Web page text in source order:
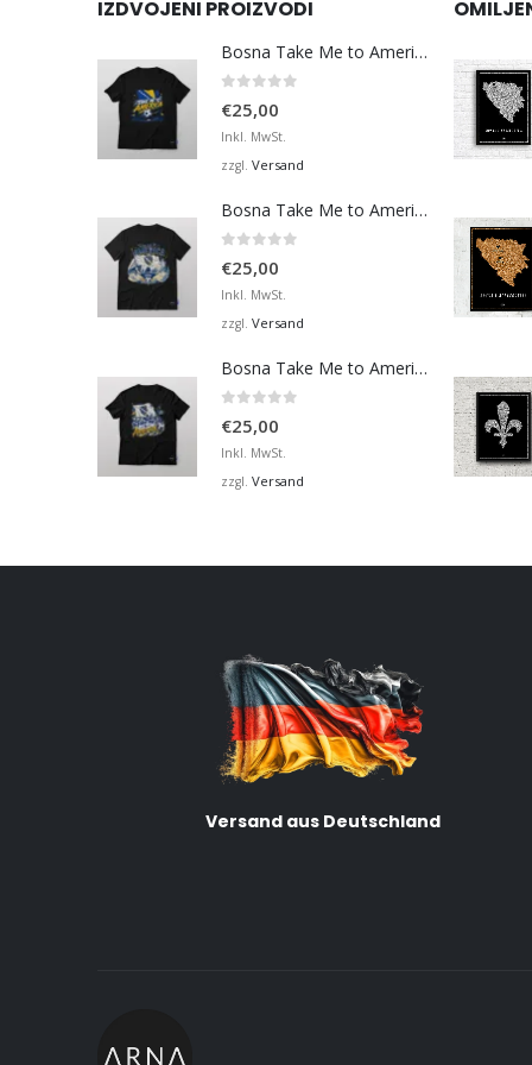
IZDVOJENI PROIZVODI
Bosna Take Me to America Navijačka Majica 3
€25,00
Inkl. MwSt.
zzgl. Versand
Bosna Take Me to America Navijačka Majica 4
€25,00
Inkl. MwSt.
zzgl. Versand
Bosna Take Me to America Navijačka Majica 2
€25,00
Inkl. MwSt.
zzgl. Versand
Versand aus Deutschland